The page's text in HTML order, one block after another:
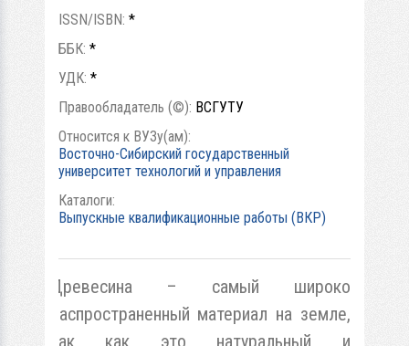
ISSN/ISBN: *
ББК: *
УДК: *
Правообладатель (©): ВСГУТУ
Относится к ВУЗу(ам):
Восточно-Сибирский государственный
университет технологий и управления
Каталоги:
Выпускные квалификационные работы (ВКР)
Древесина – самый широко
распространенный материал на земле,
так как это натуральный и